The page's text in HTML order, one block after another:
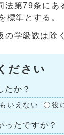
法第79条に
標準とする。
の学級数は除
ださい
たか？
いえない 役
ったですか？